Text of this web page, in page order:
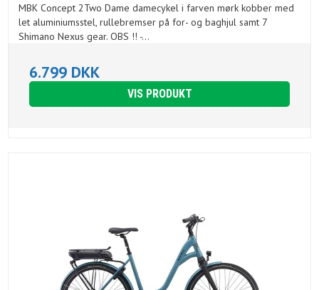
MBK Concept 2Two Dame damecykel i farven mørk kobber med
let aluminiumsstel, rullebremser på for- og baghjul samt 7
Shimano Nexus gear. OBS !! -...
6.799 DKK
VIS PRODUKT